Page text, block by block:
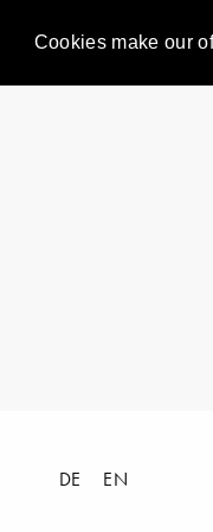
Cookies make our
DE EN